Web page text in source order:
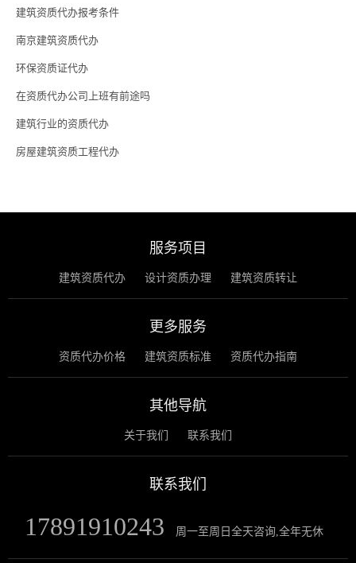
建筑资质代办报考条件
南京建筑资质代办
环保资质证代办
在资质代办公司上班有前途吗
建筑行业的资质代办
房屋建筑资质工程代办
服务项目
建筑资质代办 设计资质办理 建筑资质转让
更多服务
资质代办价格 建筑资质标准 资质代办指南
其他导航
关于我们 联系我们
联系我们
17891910243 周一至周日全天咨询,全年无休